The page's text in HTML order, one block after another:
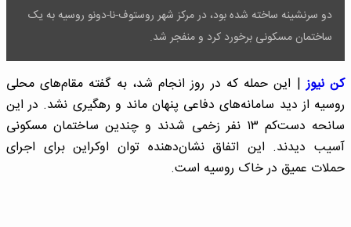
دو سرنشینه ساخته شده بود، در مرکز شهر روستوف-نا-دونو روسیه به یک
ساختمان مسکونی برخورد کرد و منفجر شد.
کن نیوز| این حمله که در روز انجام شد، به گفته مقام‌های محلی
روسیه از دید سامانه‌های دفاعی پنهان ماند و رهگیری نشد. در این
سانحه دست‌کم ۱۳ نفر زخمی شدند و چندین ساختمان مسکونی
آسیب دیدند. این اتفاق نشان‌دهنده توان اوکراین برای اجرای
حملات عمیق در خاک روسیه است.